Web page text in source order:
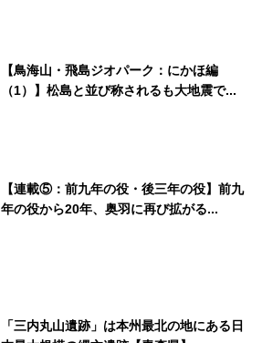
【鳥海山・飛島ジオパーク：にかほ編
（1）】松島と並び称されるも大地震で...
【連載⑤：前九年の役・後三年の役】前九
年の役から20年、奥羽に再び拡がる...
「三内丸山遺跡」は本州最北の地にある日